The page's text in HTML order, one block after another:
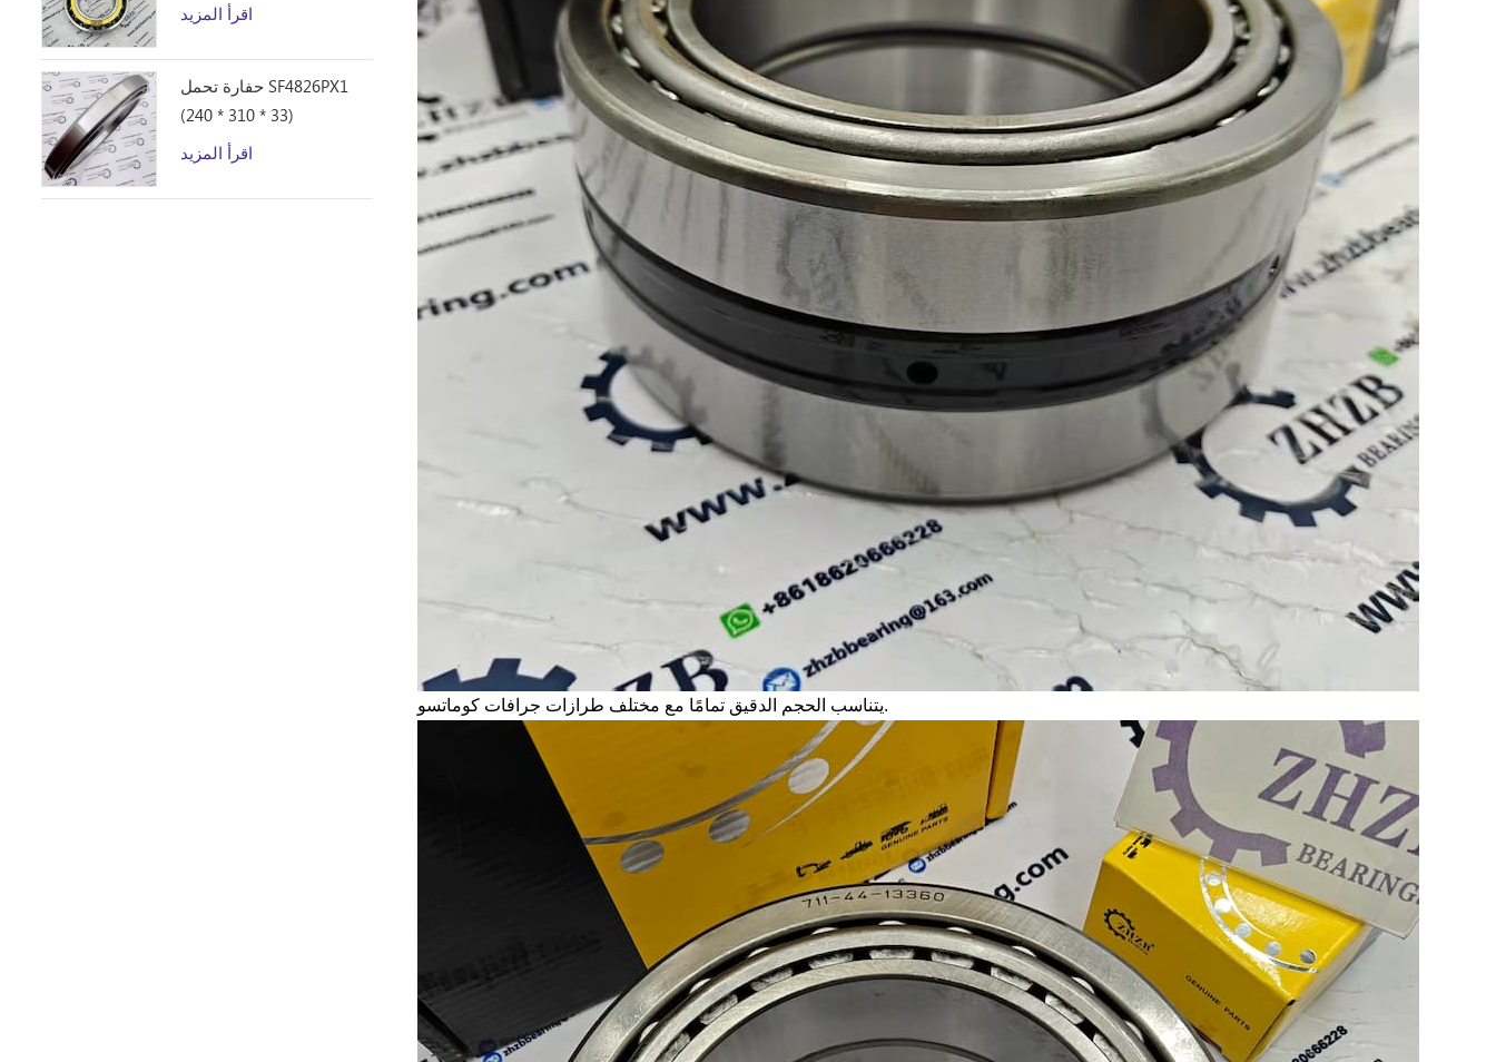
يتناسب الحجم الدقيق تمامًا مع مختلف طرازات جرافات كوماتسو.
اقرأ المزيد
حفارة تحمل SF4826PX1
(240 * 310 * 33)
اقرأ المزيد